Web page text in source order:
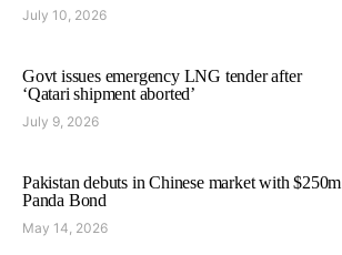
July 10, 2026
Govt issues emergency LNG tender after
‘Qatari shipment aborted’
July 9, 2026
Pakistan debuts in Chinese market with $250m
Panda Bond
May 14, 2026